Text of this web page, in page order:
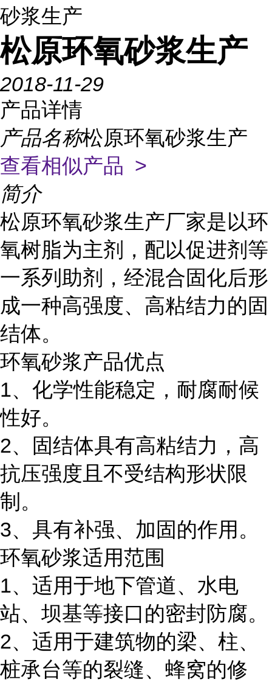
砂浆生产
松原环氧砂浆生产
2018-11-29
产品详情
产品名称松原环氧砂浆生产
查看相似产品 >
简介
松原环氧砂浆生产厂家是以环
氧树脂为主剂，配以促进剂等
一系列助剂，经混合固化后形
成一种高强度、高粘结力的固
结体。
环氧砂浆产品优点
1、化学性能稳定，耐腐耐候
性好。
2、固结体具有高粘结力，高
抗压强度且不受结构形状限
制。
3、具有补强、加固的作用。
环氧砂浆适用范围
1、适用于地下管道、水电
站、坝基等接口的密封防腐。
2、适用于建筑物的梁、柱、
桩承台等的裂缝、蜂窝的修